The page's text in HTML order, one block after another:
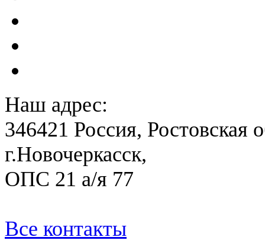
Наш адрес:
346421 Россия, Ростовская
г.Новочеркасск,
ОПС 21 а/я 77
Все контакты